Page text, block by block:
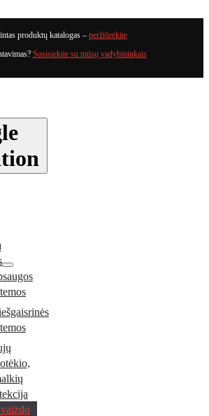
produktų katalogas – peržiūrėkite
Susisiekite su mūsų vadybininkais